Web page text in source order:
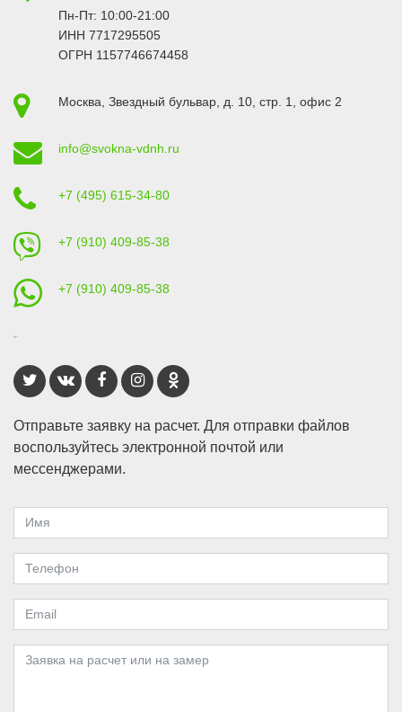
Пн-Пт: 10:00-21:00
ИНН 7717295505
ОГРН 1157746674458
Москва Звездный бульвар, д. 10, стр. 1 , офис 2
info@svokna-vdnh.ru
+7 (495) 615-34-80
+7 (910) 409-85-38
+7 (910) 409-85-38
Отправьте заявку на расчет. Для отправки файлов
воспользуйтесь электронной почтой или
мессенджерами.